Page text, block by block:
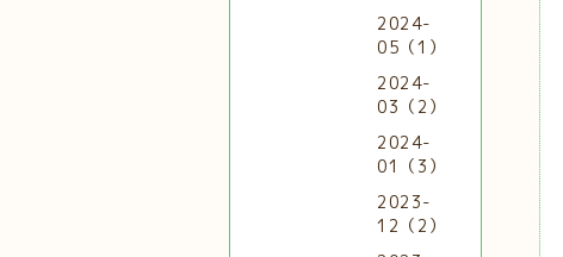
2024-
05（1）
2024-
03（2）
2024-
01（3）
2023-
12（2）